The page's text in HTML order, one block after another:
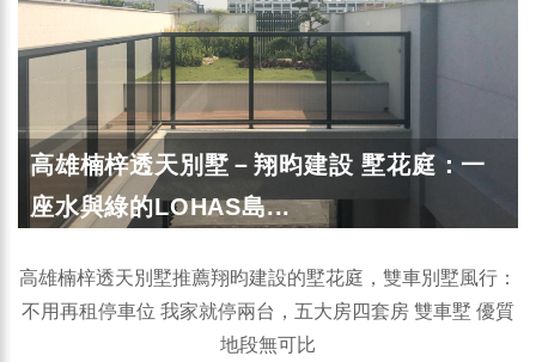
高雄楠梓透天別墅－翔昀建設 墅花庭：一
座水與綠的LOHAS島...
高雄楠梓透天別墅推薦翔昀建設的墅花庭，雙車別墅風行：
不用再租停車位 我家就停兩台，五大房四套房 雙車墅 優質
地段無可比